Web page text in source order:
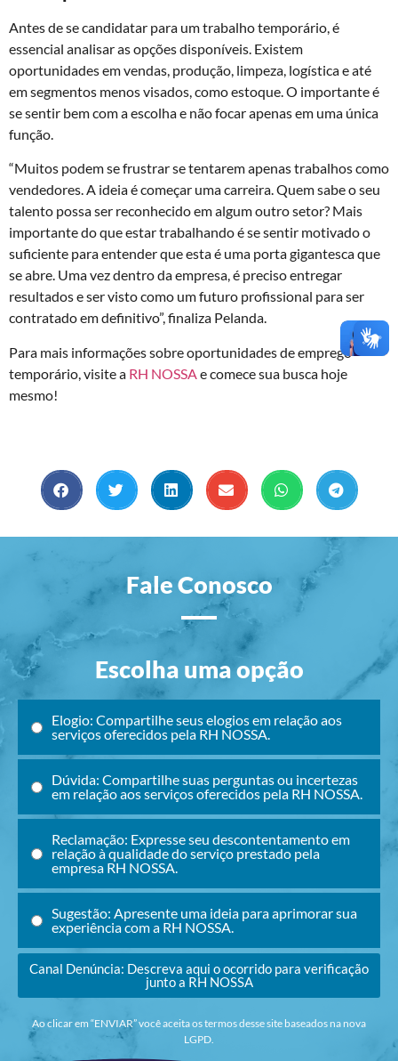
Antes de se candidatar para um trabalho temporário, é
essencial analisar as opções disponíveis. Existem
oportunidades em vendas, produção, limpeza, logística e até
em segmentos menos visados, como estoque. O importante é
se sentir bem com a escolha e não focar apenas em uma única
função.
“Muitos podem se frustrar se tentarem apenas trabalhos como
vendedores. A ideia é começar uma carreira. Quem sabe o seu
talento possa ser reconhecido em algum outro setor? Mais
importante do que estar trabalhando é se sentir motivado o
suficiente para entender que esta é uma porta gigantesca que
se abre. Uma vez dentro da empresa, é preciso entregar
resultados e ser visto como um futuro profissional para ser
contratado em definitivo”, finaliza Pelanda.
Para mais informações sobre oportunidades de emprego
temporário, visite a RH NOSSA e comece sua busca hoje
mesmo!
Fale Conosco
Escolha uma opção
Elogio: Compartilhe seus elogios em relação aos
serviços oferecidos pela RH NOSSA.
Dúvida: Compartilhe suas perguntas ou incertezas
em relação aos serviços oferecidos pela RH NOSSA.
Reclamação: Expresse seu descontentamento em
relação à qualidade do serviço prestado pela
empresa RH NOSSA.
Sugestão: Apresente uma ideia para aprimorar sua
experiência com a RH NOSSA.
Canal Denúncia: Descreva aqui o ocorrido para verificação
junto a RH NOSSA
Ao clicar em “ENVIAR” você aceita os termos desse site baseados na nova
LGPD.